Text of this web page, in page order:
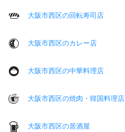
大阪市西区の回転寿司店
大阪市西区のカレー店
大阪市西区の中華料理店
大阪市西区の焼肉・韓国料理店
大阪市西区の居酒屋